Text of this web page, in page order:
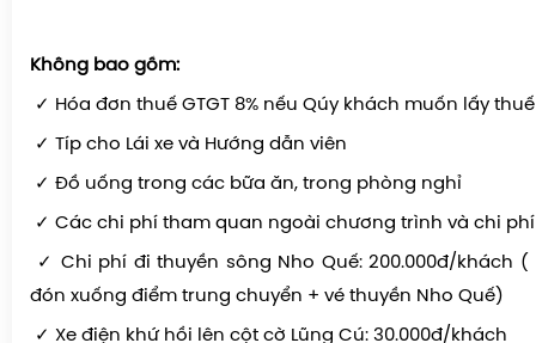
Không bao gồm:
✓ Hóa đơn thuế GTGT 8% nếu Qúy khách muốn lấy thuế
✓ Típ cho Lái xe và Hướng dẫn viên
✓ Đồ uống trong các bữa ăn, trong phòng nghỉ
✓ Các chi phí tham quan ngoài chương trình và chi
✓ Chi phí đi thuyền sông Nho Quế: 200.000đ/khách (
đón xuống điểm trung chuyển + vé thuyền Nho Quế)